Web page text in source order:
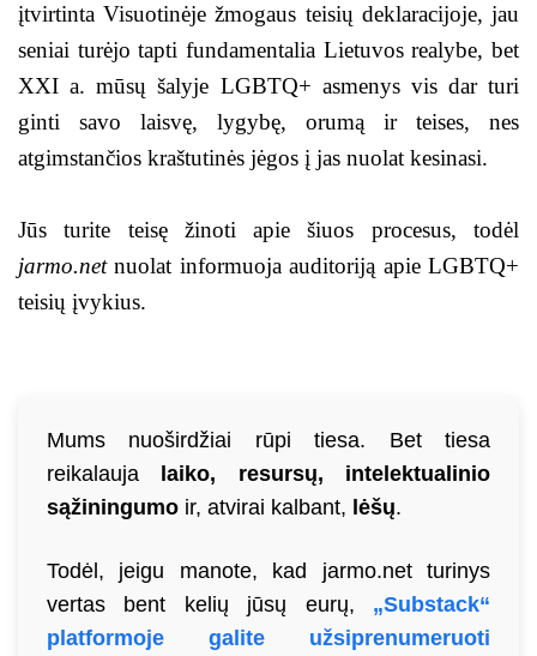
įtvirtinta Visuotinėje žmogaus teisių deklaracijoje, jau
seniai turėjo tapti fundamentalia Lietuvos realybe, bet
XXI a. mūsų šalyje LGBTQ+ asmenys vis dar turi
ginti savo laisvę, lygybę, orumą ir teises, nes
atgimstančios kraštutinės jėgos į jas nuolat kesinasi.
Jūs turite teisę žinoti apie šiuos procesus, todėl
jarmo.netnuolat informuoja auditoriją apie LGBTQ+
teisių įvykius.
Mums nuoširdžiai rūpi tiesa. Bet tiesa
reikalauja
laiko, resursų, intelektualinio
sąžiningumo ir, atvirai kalbant, lėšų.
Todėl, jeigu manote, kad jarmo.net turinys
vertas bent kelių jūsų eurų, „Substack“
platformoje galite užsiprenumeruoti